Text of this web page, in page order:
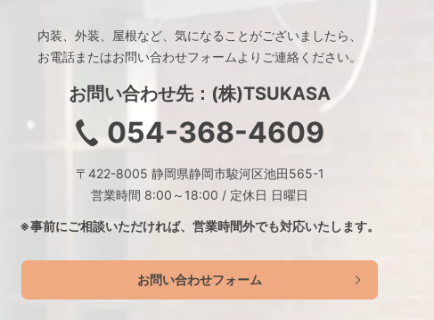
内装、外装、屋根など、 気になることがございましたら、
お電話またはお問い合わせフォームより ご連絡ください。
お問い合わせ先：(株)TSUKASA
054-368-4609
〒422-8005 静岡県静岡市駿河区池田565-1
営業時間 8:00～18:00 / 定休日 日曜日
※事前にご相談いただければ、 営業時間外でも対応いたします。
お問い合わせフォーム